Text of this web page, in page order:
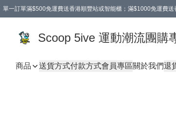
單一訂單滿$500免運費送香港順豐站或智能櫃；滿$1000免運費
Scoop 5ive 運動潮流團購
商品 送貨方式付款方式會員專區關於我們退